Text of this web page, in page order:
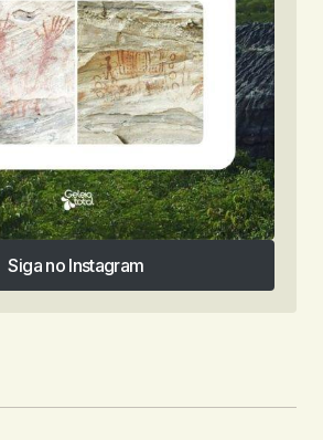
Siga no Instagram
Siga no Instagram